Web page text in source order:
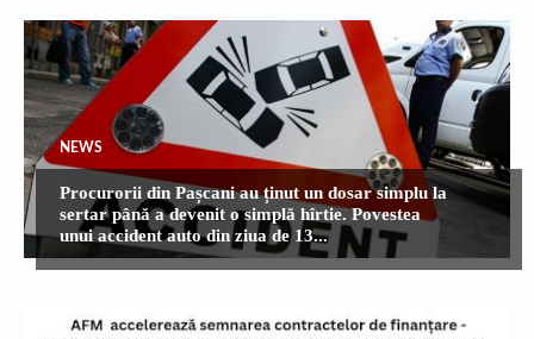
NEWS
Procurorii din Pașcani au ținut un dosar simplu la
sertar până a devenit o simplă hîrtie. Povestea
unui accident auto din ziua de 13...